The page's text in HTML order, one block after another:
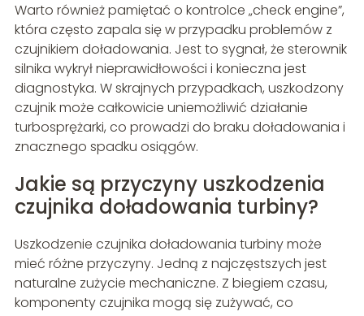
Warto również pamiętać o kontrolce „check engine”,
która często zapala się w przypadku problemów z
czujnikiem doładowania. Jest to sygnał, że sterownik
silnika wykrył nieprawidłowości i konieczna jest
diagnostyka. W skrajnych przypadkach, uszkodzony
czujnik może całkowicie uniemożliwić działanie
turbosprężarki, co prowadzi do braku doładowania i
znacznego spadku osiągów.
Jakie są przyczyny uszkodzenia
czujnika doładowania turbiny?
Uszkodzenie czujnika doładowania turbiny może
mieć różne przyczyny. Jedną z najczęstszych jest
naturalne zużycie mechaniczne. Z biegiem czasu,
komponenty czujnika mogą się zużywać, co